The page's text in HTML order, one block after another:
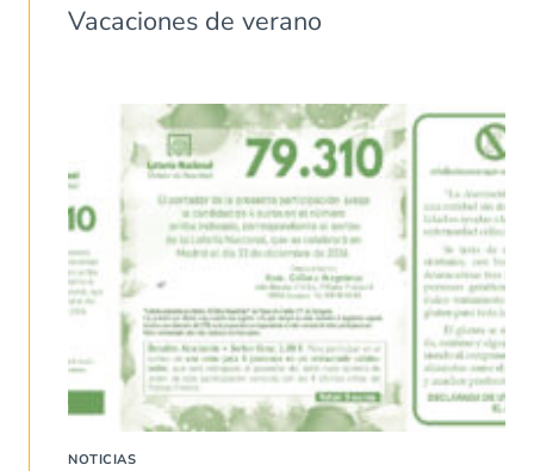
Vacaciones de verano
NOTICIAS